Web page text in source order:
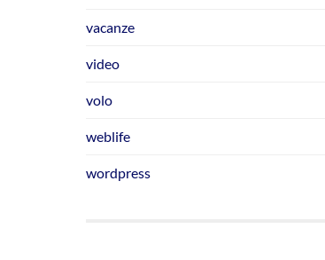
vacanze
video
volo
weblife
wordpress